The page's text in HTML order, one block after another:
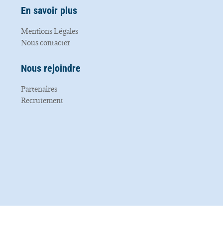
En savoir plus
Mentions Légales
Nous contacter
Nous rejoindre
Partenaires
Recrutement